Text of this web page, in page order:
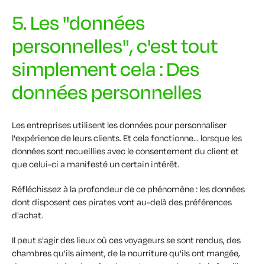
5. Les "données
personnelles", c'est tout
simplement cela : Des
données personnelles
Les entreprises utilisent les données pour personnaliser
l'expérience de leurs clients. Et cela fonctionne... lorsque les
données sont recueillies avec le consentement du client et
que celui-ci a manifesté un certain intérêt.
Réfléchissez à la profondeur de ce phénomène : les données
dont disposent ces pirates vont au-delà des préférences
d'achat.
Il peut s'agir des lieux où ces voyageurs se sont rendus, des
chambres qu'ils aiment, de la nourriture qu'ils ont mangée,